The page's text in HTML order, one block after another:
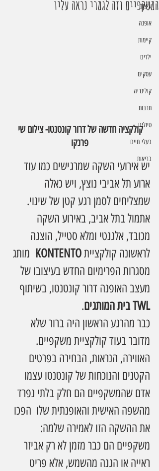
עיצוב
אופנה
קיימות
ילדים
עסקים
קולינריה
תרבות
טיולים
בעלי חיים
בריאות
המשקפיים וזה לגמרי נראה עליו
קולקציה חדשה של דרור קונטנטו- צילום שי
פרנקו
יש אירועי השקה שמרגישים כמו עוד
ארוע תל אביבי נוצץ, ויש כאלה
שמצליחים לסמן רגע קטן של שינוי.
אתמול בתל אביב, באירוע השקה
מכובד, אלגנטי ומלא סטייל, הוצגה
לראשונה קולקציית KONTENTO מותג
מסגרות הפרימיום החדש בעיצובו של
מעצב האופנה דרור קונטנטו, בשיתוף
TWL בית המותגים
.
כבר מהרגע הראשון היה ברור שלא
מדובר בעוד קולקציית משקפיים.
האווירה, הנראות, הבחירה בפרטים
הקטנים והנוכחות של קונטנטו עצמו
אדם שהמשקפיים הם חלק בלתי נפרד
מהשפה האישית והאופנתית שלו  הפכו
את ההשקה הזו לאמירה שלמה:
משקפיים הם כבר מזמן לא רק אביזר
ראייה או הגנה מהשמש, אלא פריט